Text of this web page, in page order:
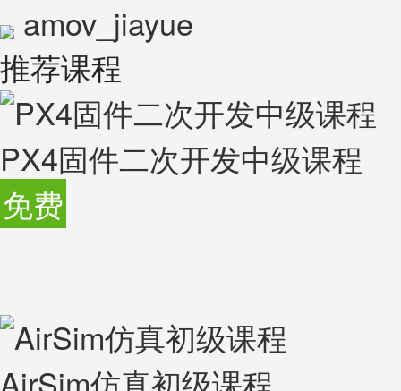
amov_jiayue
推荐课程
PX4固件二次开发中级课程
免费